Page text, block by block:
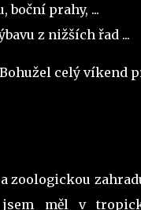
boční prahy, ...
z nižších řad ...
celý víkend
zoologickou
měl v